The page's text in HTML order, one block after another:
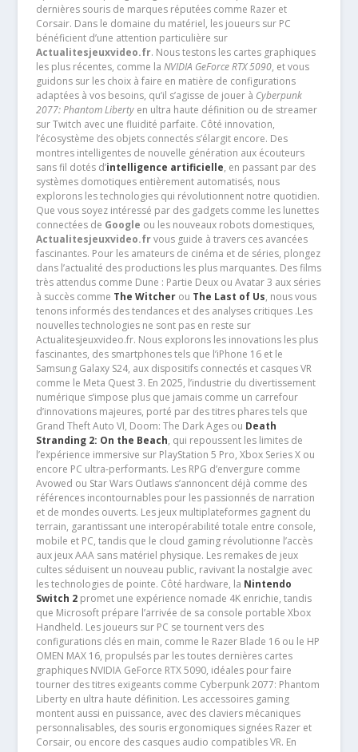
dernières souris de marques réputées comme Razer et
Corsair. Dans le domaine du matériel, les joueurs sur PC
bénéficient d’une attention particulière sur
Actualitesjeuxvideo.fr. Nous testons les cartes graphiques
les plus récentes, comme la NVIDIA GeForce RTX 5090, et vous
guidons sur les choix à faire en matière de configurations
adaptées à vos besoins, qu’il s’agisse de jouer à Cyberpunk
2077: Phantom Libertyen ultra haute définition ou de streamer
sur Twitch avec une fluidité parfaite. Côté innovation,
l’écosystème des objets connectés s’élargit encore. Des
montres intelligentes de nouvelle génération aux écouteurs
sans fil dotés d’intelligence artificielle, en passant par des
systèmes domotiques entièrement automatisés, nous
explorons les technologies qui révolutionnent notre quotidien.
Que vous soyez intéressé par des gadgets comme les lunettes
connectées de Google ou les nouveaux robots domestiques,
Actualitesjeuxvideo.frvous guide à travers ces avancées
fascinantes. Pour les amateurs de cinéma et de séries, plongez
dans l’actualité des productions les plus marquantes. Des films
très attendus comme Dune : Partie Deux ou Avatar 3 aux séries
à succès comme The Witcherou The Last of Us, nous vous
tenons informés des tendances et des analyses critiques .Les
nouvelles technologies ne sont pas en reste sur
Actualitesjeuxvideo.fr. Nous explorons les innovations les plus
fascinantes, des smartphones tels que l’iPhone 16 et le
Samsung Galaxy S24, aux dispositifs connectés et casques VR
comme le Meta Quest 3. En 2025, l’industrie du divertissement
numérique s’impose plus que jamais comme un carrefour
d’innovations majeures, porté par des titres phares tels que
Grand Theft Auto VI, Doom: The Dark Ages ou Death
Stranding 2: On the Beach, qui repoussent les limites de
l’expérience immersive sur PlayStation 5 Pro, Xbox Series X ou
encore PC ultra-performants. Les RPG d’envergure comme
Avowed ou Star Wars Outlaws s’annoncent déjà comme des
références incontournables pour les passionnés de narration
et de mondes ouverts. Les jeux multiplateformes gagnent du
terrain, garantissant une interopérabilité totale entre console,
mobile et PC, tandis que le cloud gaming révolutionne l’accès
aux jeux AAA sans matériel physique. Les remakes de jeux
cultes séduisent un nouveau public, ravivant la nostalgie avec
les technologies de pointe. Côté hardware, la Nintendo
Switch 2promet une expérience nomade 4K enrichie, tandis
que Microsoft prépare l’arrivée de sa console portable Xbox
Handheld. Les joueurs sur PC se tournent vers des
configurations clés en main, comme le Razer Blade 16 ou le HP
OMEN MAX 16, propulsés par les toutes dernières cartes
graphiques NVIDIA GeForce RTX 5090, idéales pour faire
tourner des titres exigeants comme Cyberpunk 2077: Phantom
Liberty en ultra haute définition. Les accessoires gaming
montent aussi en puissance, avec des claviers mécaniques
personnalisables, des souris ergonomiques signées Razer et
Corsair, ou encore des casques audio compatibles VR. En